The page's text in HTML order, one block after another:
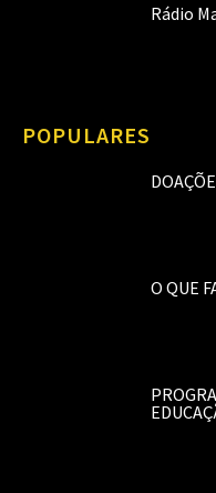
Rádio
POPULARES
O QUE